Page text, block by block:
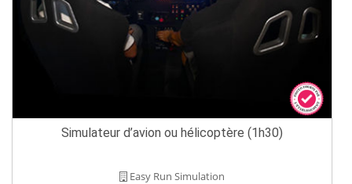
Simulateur d’avion ou hélicoptère (1h30)
Easy Run Simulation